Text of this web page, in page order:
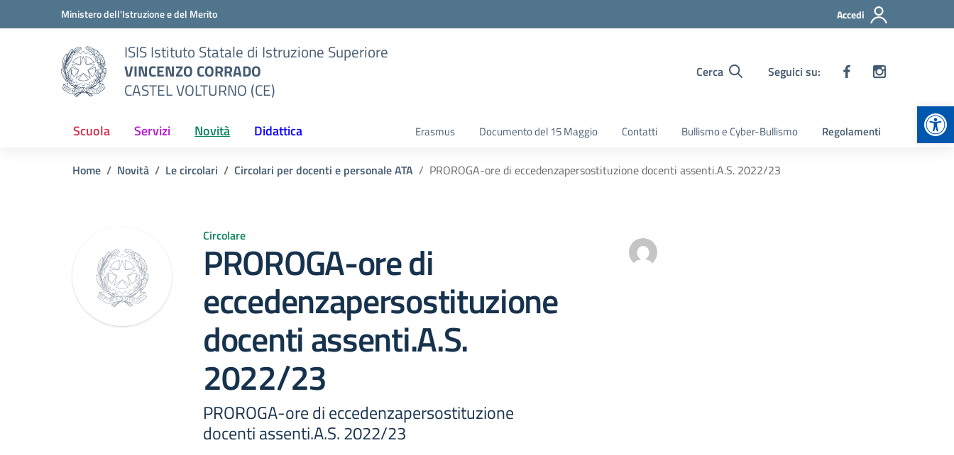
Vai ai contenuti
Vai al menu di navigazioneMinistero dell'Istruzione e del Merito Accedi
ISIS Istituto Statale di Istruzione Superiore
VINCENZO CORRADO
CASTEL VOLTURNO (CE)
Cerca Seguici su:
Scuola Servizi Novità Didattica Erasmus Documento del 15 Maggio Contatti Bullismo e Cyber-Bullismo Regolamenti
Home Novità Le circolari Circolari per docenti e personale ATA PROROGA-ore di eccedenzapersostituzione docenti assenti.A.S. 2022/23
Circolare
PROROGA-ore di
eccedenzapersostituzione
docenti assenti.A.S.
2022/23
PROROGA-ore di eccedenzapersostituzione
docenti assenti.A.S. 2022/23